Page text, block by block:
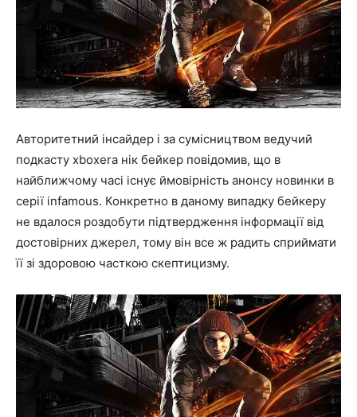
Авторитетний інсайдер і за сумісництвом ведучий
подкасту xboxera нік бейкер повідомив, що в
найближчому часі існує ймовірність анонсу новинки в
серії infamous. Конкретно в даному випадку бейкеру
не вдалося роздобути підтвердження інформації від
достовірних джерел, тому він все ж радить сприймати
її зі здоровою часткою скептицизму.